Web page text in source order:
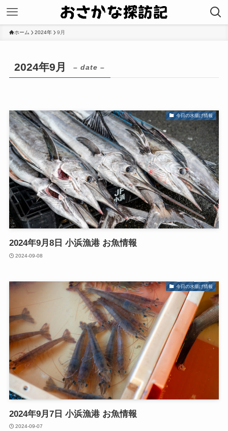
ホーム 2024年 9月
2024年9月 – date –
今日の水揚げ情報
2024年9月8日 小浜漁港 お魚情報
2024-09-08
今日の水揚げ情報
2024年9月7日 小浜漁港 お魚情報
2024-09-07